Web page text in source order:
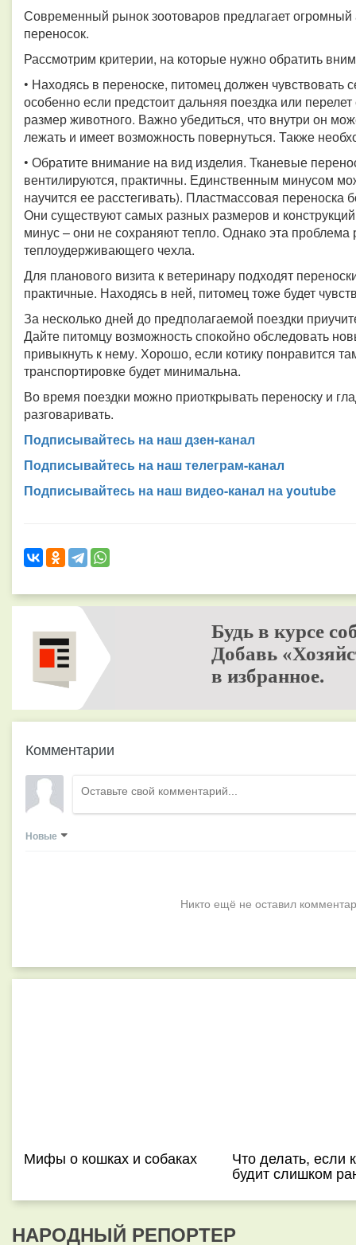
Современный рынок зоотоваров предлагает
переносок.
Рассмотрим критерии, на которые нужно обратить
• Находясь в переноске, питомец должен
особенно если предстоит дальняя поездка или
размер животного. Важно убедиться, что внутри он
лежать и имеет возможность повернуться. Также
• Обратите внимание на вид изделия. Тканевые
вентилируются, практичны. Единственным минусом
научится ее расстегивать). Пластмассовая
Они существуют самых разных размеров и
минус – они не сохраняют тепло. Однако эта
теплоудерживающего чехла.
Для планового визита к ветеринару подходят
практичные. Находясь в ней, питомец тоже будет
За несколько дней до предполагаемой поездки
Дайте питомцу возможность спокойно обследовать
привыкнуть к нему. Хорошо, если котику понравится
транспортировке будет минимальна.
Во время поездки можно приоткрывать переноску и
разговаривать.
Подписывайтесь на наш дзен-канал
Подписывайтесь на наш телеграм-канал
Подписывайтесь на наш видео-канал на youtube
Будь в курсе
Добавь
в избранное.
Комментарии
Новые
Никто ещё не оставил
Мифы о кошках и собаках Что делать, если
будит слишком
НАРОДНЫЙ РЕПОРТЕР